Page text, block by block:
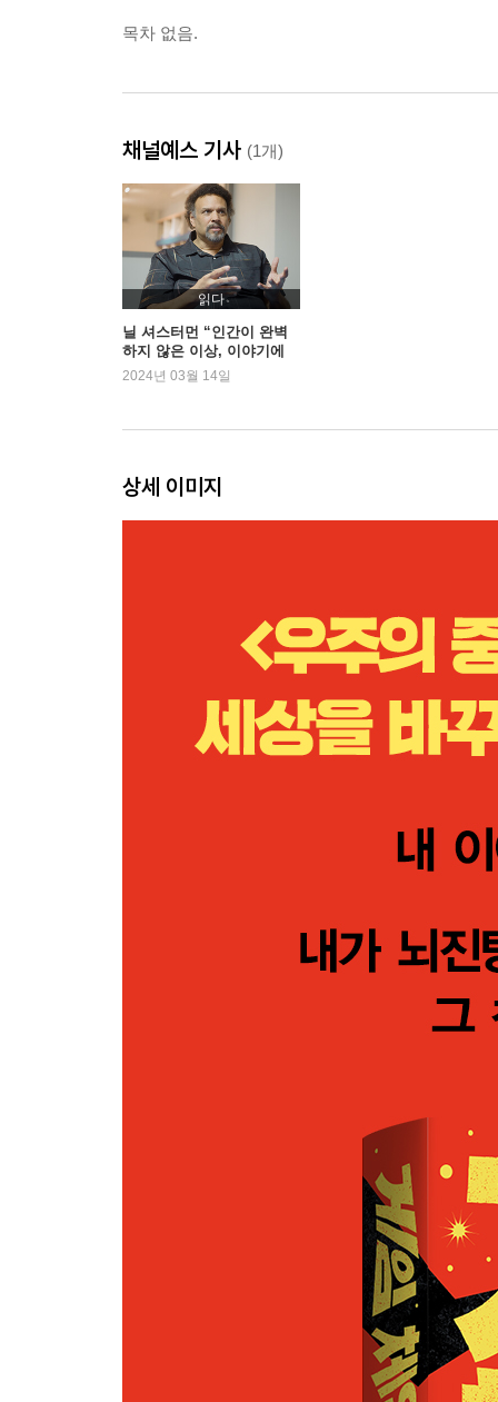
목차 없음.
채널예스 기사 (1개)
읽다
닐 셔스터먼 “인간이 완벽
하지 않은 이상, 이야기에
완벽한 결말이란 없다”
2024년 03월 14일
상세 이미지